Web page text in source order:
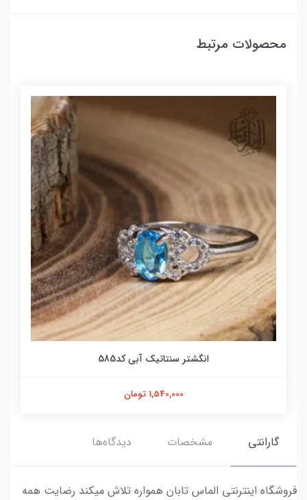
محصولات مرتبط
انگشتر سنتاتیک آبی کد585
1,540,000 تومان
گارانتی مشخصات دیدگاه‌ها
فروشگاه اینترنتی الماس تابان همواره تلاش میکند رضایت همه